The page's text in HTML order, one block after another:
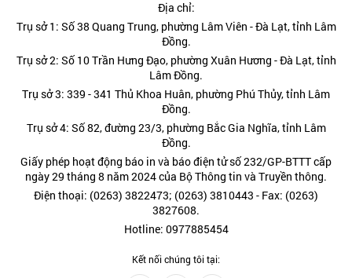
Địa chỉ:
Trụ sở 1: Số 38 Quang Trung, phường Lâm Viên - Đà Lạt, tỉnh Lâm
Đồng.
Trụ sở 2: Số 10 Trần Hưng Đạo, phường Xuân Hương - Đà Lạt, tỉnh
Lâm Đồng.
Trụ sở 3: 339 - 341 Thủ Khoa Huân, phường Phú Thủy, tỉnh Lâm
Đồng.
Trụ sở 4: Số 82, đường 23/3, phường Bắc Gia Nghĩa, tỉnh Lâm
Đồng.
Giấy phép hoạt động báo in và báo điện tử số 232/GP-BTTT cấp
ngày 29 tháng 8 năm 2024 của Bộ Thông tin và Truyền thông.
Điện thoại: (0263) 3822473; (0263) 3810443 - Fax: (0263)
3827608.
Hotline: 0977885454
Kết nối chúng tôi tại: